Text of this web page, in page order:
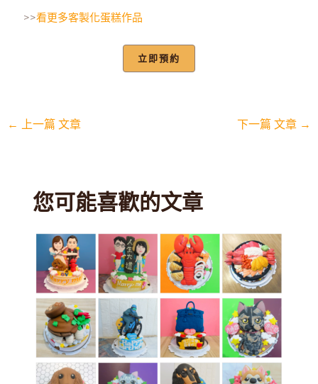
>>看更多客製化蛋糕作品
立即預約
← 上一篇 文章 下一篇 文章 →
您可能喜歡的文章